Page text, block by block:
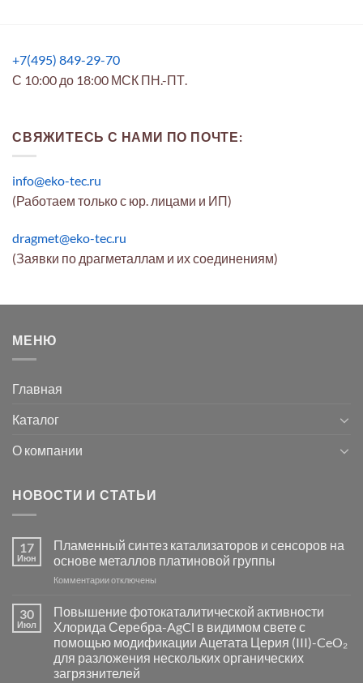
+7(495) 849-29-70
С 10:00 до 18:00 МСК ПН.-ПТ.
СВЯЖИТЕСЬ С НАМИ ПО ПОЧТЕ:
info@eko-tec.ru
(Работаем только с юр. лицами и ИП)
dragmet@eko-tec.ru
(Заявки по драгметаллам и их соединениям)
МЕНЮ
Главная
Каталог
О компании
НОВОСТИ И СТАТЬИ
17
Июн
Пламенный синтез катализаторов и сенсоров на
основе металлов платиновой группы
Комментариик
Пламенный
синтез
катализаторов
и
сенсоров
на
отключены
30
Июл
Повышение фотокаталитической активности
Хлорида Серебра-AgCl в видимом свете с
помощью модификации Ацетата Церия (III)-CeO₂
для разложения нескольких органических
загрязнителей